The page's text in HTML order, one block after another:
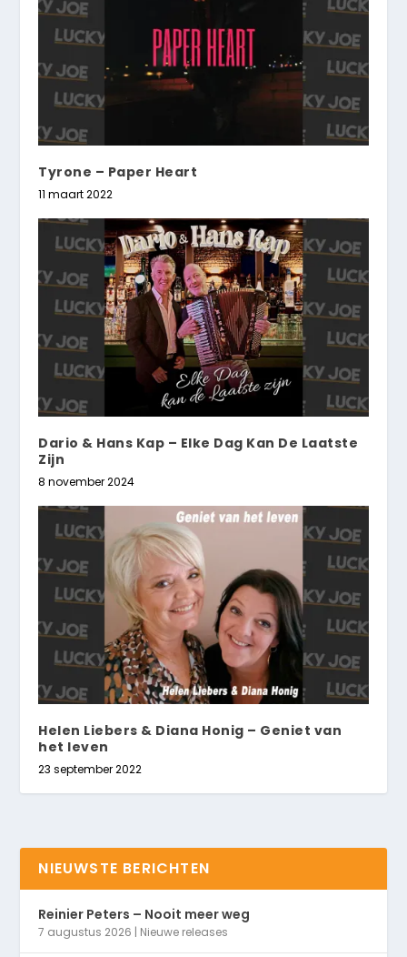
Tyrone – Paper Heart
11 maart 2022
Dario & Hans Kap – Elke Dag Kan De Laatste
Zijn
8 november 2024
Helen Liebers & Diana Honig – Geniet van
het leven
23 september 2022
NIEUWSTE BERICHTEN
Reinier Peters – Nooit meer weg
7 augustus 2026 | Nieuwe releases